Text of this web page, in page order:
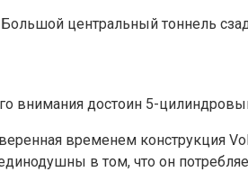
центральный тоннель
внимания достоин 5-
временем конструкция
в том, что он